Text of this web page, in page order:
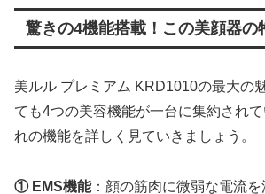
驚きの4機能搭載！この美顔器の
美ルル プレミアム KRD1010の最大の
ても4つの美容機能が一台に集約され
れの機能を詳しく見ていきましょう。
① EMS機能：顔の筋肉に微弱な電流